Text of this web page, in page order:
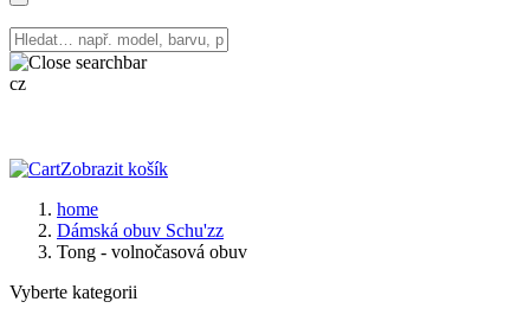
cz
Zobrazit košík
home
Dámská obuv Schu'zz
Tong - volnočasová obuv
Vyberte kategorii